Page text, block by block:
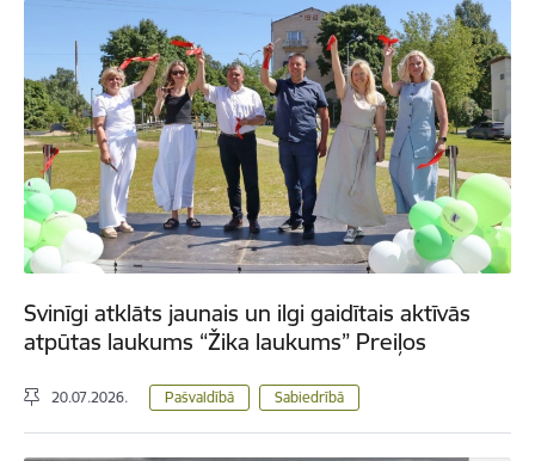
Svinīgi atklāts jaunais un ilgi gaidītais aktīvās
atpūtas laukums “Žika laukums” Preiļos
20.07.2026. Pašvaldībā Sabiedrībā